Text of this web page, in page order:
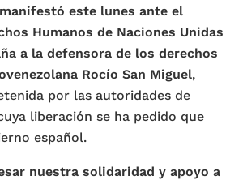
este lunes ante el
Humanos de Naciones Unidas
a la defensora de los derechos
Rocío San Miguel,
por las autoridades de
liberación se ha pedido que
español.
nuestra solidaridad y apoyo a